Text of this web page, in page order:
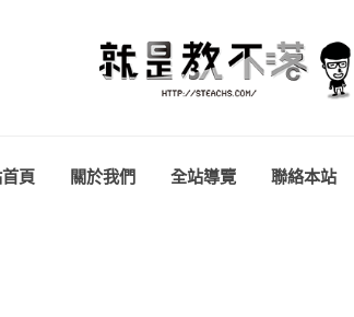
頁 關於我們 全站導覽 聯絡本站